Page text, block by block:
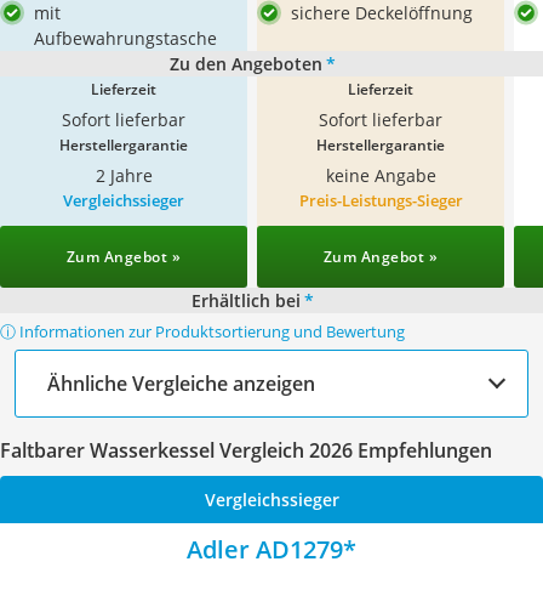
mit
Aufbewahrungstasche
sichere Deckelöffnung
Zu den Angeboten *
Lieferzeit
Sofort lieferbar
Lieferzeit
Sofort lieferbar
Herstellergarantie
2 Jahre
Herstellergarantie
keine Angabe
Vergleichssieger
Zum Angebot »
Preis-Leistungs-Sieger
Zum Angebot »
Erhältlich bei *
ⓘ Informationen zur Produktsortierung und Bewertung
Ähnliche Vergleiche anzeigen
Faltbarer Wasserkessel Vergleich 2026 Empfehlungen
Vergleichssieger
Adler AD1279